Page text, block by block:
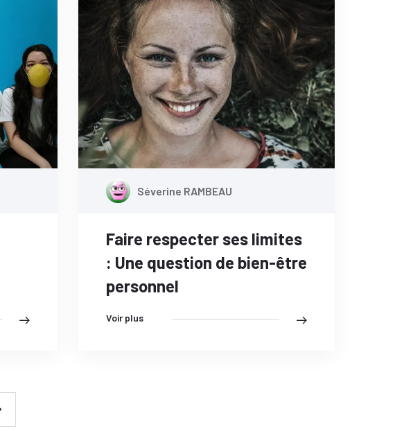
Séverine RAMBEAU
Faire respecter ses limites
: Une question de bien-être
personnel
Voir plus